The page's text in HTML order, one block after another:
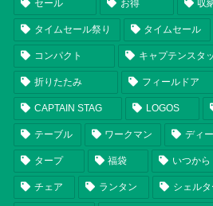
セール お得 収
タイムセール祭り タイムセール
コンパクト キャプテンスタ
折りたたみ フィールドア
CAPTAIN STAG LOGOS
テーブル ワークマン ディ
タープ 福袋 いつから
チェア ランタン シェルタ